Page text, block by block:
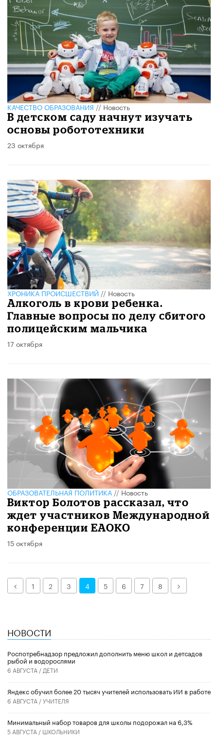
КАЧЕСТВО ОБРАЗОВАНИЯ//Новость
В детском саду начнут изучать
основы робототехники
23 октября
ХРОНИКА ПРОИСШЕСТВИЙ // Новость
Алкоголь в крови ребенка.
Главные вопросы по делу сбитого
полицейским мальчика
17 октября
ОБРАЗОВАТЕЛЬНАЯ ПОЛИТИКА//Новость
Виктор Болотов рассказал, что
ждет участников Международной
конференции ЕАОКО
15 октября
Назад1 2 3 4 5 6 7 8 Далее
НОВОСТИ
Роспотребнадзор предложил дополнить меню школ и детсадов
рыбой и водорослями
6 АВГУСТА / ДЕТИ
​Яндекс обучил более 20 тысяч учителей использовать ИИ в работе
6 АВГУСТА /УЧИТЕЛЯ
Минимальный набор товаров для школы подорожал на 6,3%
5 АВГУСТА / ШКОЛЬНИКИ